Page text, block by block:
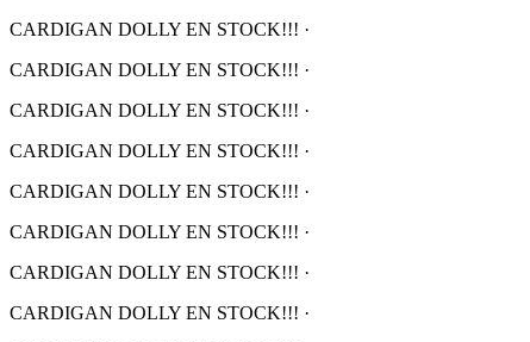
CARDIGAN DOLLY EN STOCK!!! ·
CARDIGAN DOLLY EN STOCK!!! ·
CARDIGAN DOLLY EN STOCK!!! ·
CARDIGAN DOLLY EN STOCK!!! ·
CARDIGAN DOLLY EN STOCK!!! ·
CARDIGAN DOLLY EN STOCK!!! ·
CARDIGAN DOLLY EN STOCK!!! ·
CARDIGAN DOLLY EN STOCK!!! ·